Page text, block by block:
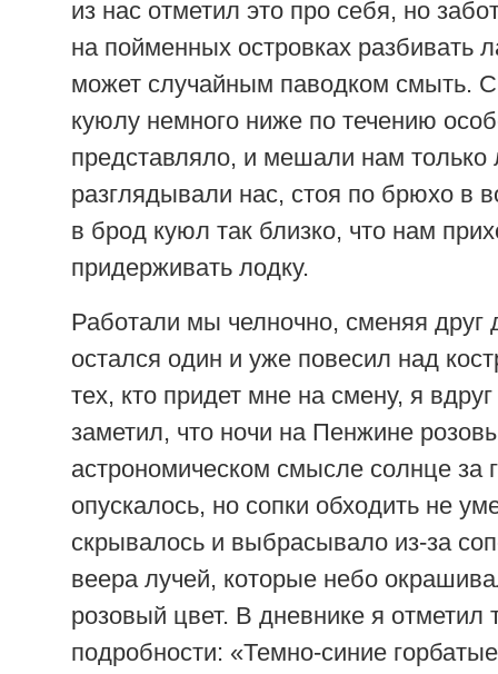
из нас отметил это про себя, но
на пойменных островках разбивать
может случайным паводком смыть.
куюлу немного ниже по течению
представляло, и мешали нам только
разглядывали нас, стоя по брюхо в
в брод куюл так близко, что нам
придерживать лодку.
Работали мы челночно, сменяя друг
остался один и уже повесил над
тех, кто придет мне на смену, я
заметил, что ночи на Пенжине
астрономическом смысле солнце за
опускалось, но сопки обходить не
скрывалось и выбрасывало из-за
веера лучей, которые небо
розовый цвет. В дневнике я отметил
подробности: «Темно-синие